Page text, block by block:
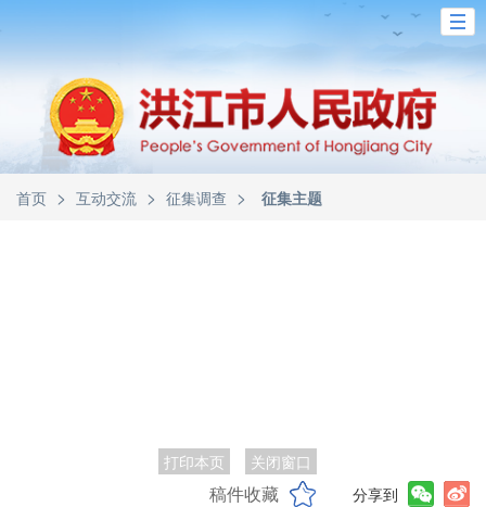
首页 > 互动交流 > 征集调查 > 征集主题
打印本页 关闭窗口
稿件收藏 分享到